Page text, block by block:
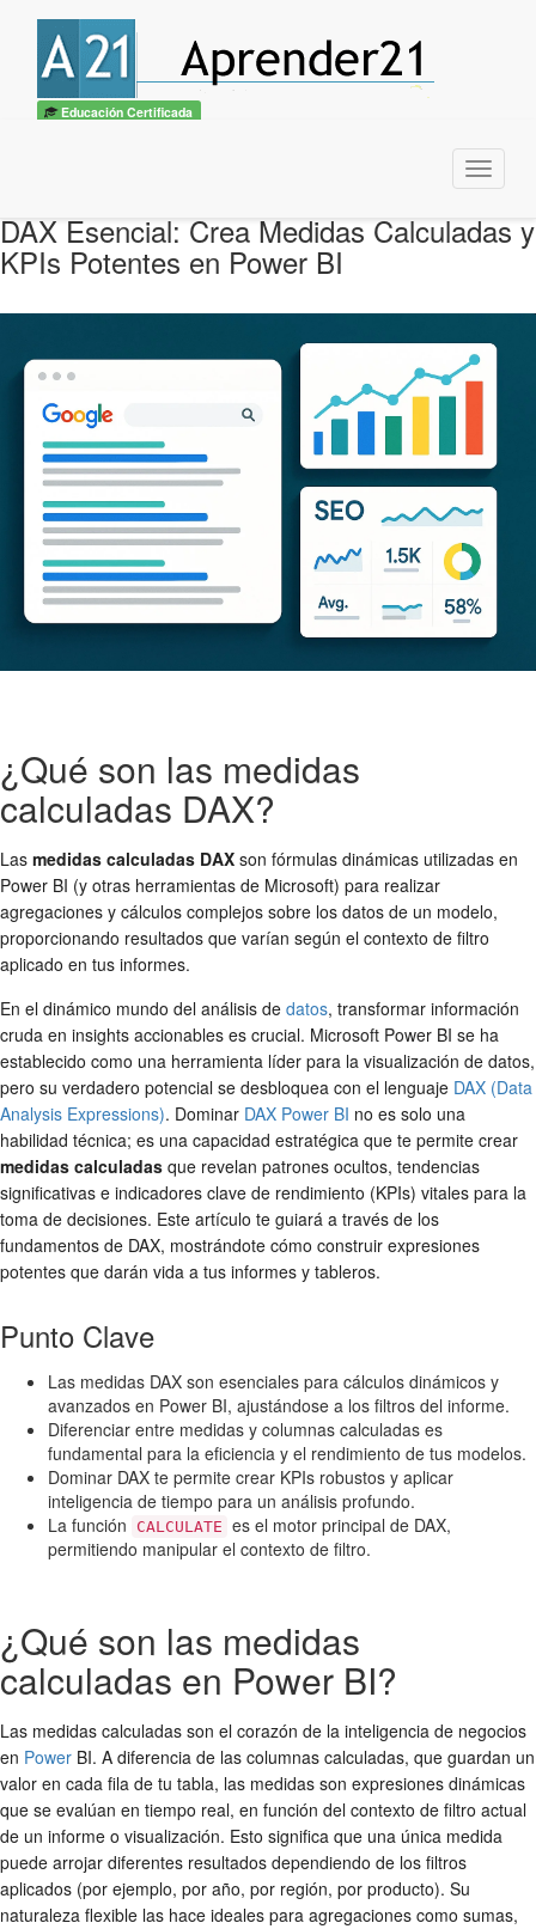
Educación Certificada
Menu
DAX Esencial: Crea Medidas Calculadas y
KPIs Potentes en Power BI
¿Qué son las medidas
calculadas DAX?
Las medidas calculadas DAX son fórmulas dinámicas utilizadas en
Power BI (y otras herramientas de Microsoft) para realizar
agregaciones y cálculos complejos sobre los datos de un modelo,
proporcionando resultados que varían según el contexto de filtro
aplicado en tus informes.
En el dinámico mundo del análisis de datos, transformar información
cruda en insights accionables es crucial. Microsoft Power BI se ha
establecido como una herramienta líder para la visualización de datos,
pero su verdadero potencial se desbloquea con el lenguaje DAX (Data
Analysis Expressions). Dominar DAX Power BI no es solo una
habilidad técnica; es una capacidad estratégica que te permite crear
medidas calculadas que revelan patrones ocultos, tendencias
significativas e indicadores clave de rendimiento (KPIs) vitales para la
toma de decisiones. Este artículo te guiará a través de los
fundamentos de DAX, mostrándote cómo construir expresiones
potentes que darán vida a tus informes y tableros.
Punto Clave
Las medidas DAX son esenciales para cálculos dinámicos y
avanzados en Power BI, ajustándose a los filtros del informe.
Diferenciar entre medidas y columnas calculadas es
fundamental para la eficiencia y el rendimiento de tus modelos.
Dominar DAX te permite crear KPIs robustos y aplicar
inteligencia de tiempo para un análisis profundo.
La función
CALCULATE es el motor principal de DAX,
permitiendo manipular el contexto de filtro.
¿Qué son las medidas
calculadas en Power BI?
Las medidas calculadas son el corazón de la inteligencia de negocios
en Power BI. A diferencia de las columnas calculadas, que guardan un
valor en cada fila de tu tabla, las medidas son expresiones dinámicas
que se evalúan en tiempo real, en función del contexto de filtro actual
de un informe o visualización. Esto significa que una única medida
puede arrojar diferentes resultados dependiendo de los filtros
aplicados (por ejemplo, por año, por región, por producto). Su
naturaleza flexible las hace ideales para agregaciones como sumas,